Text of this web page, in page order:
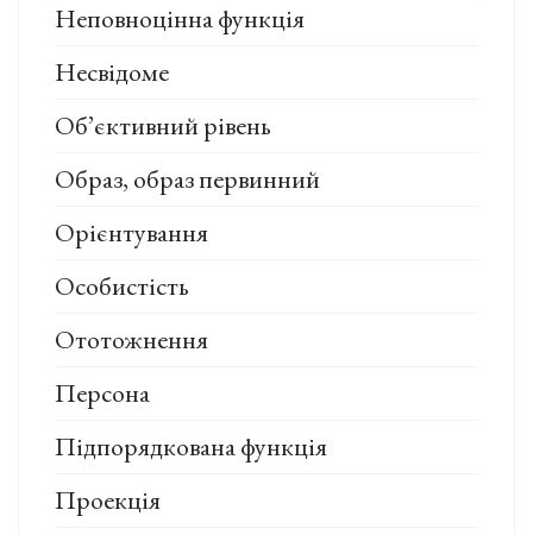
Неповноцінна функція
Несвідоме
Об’єктивний рівень
Образ, образ первинний
Орієнтування
Особистість
Ототожнення
Персона
Підпорядкована функція
Проекція